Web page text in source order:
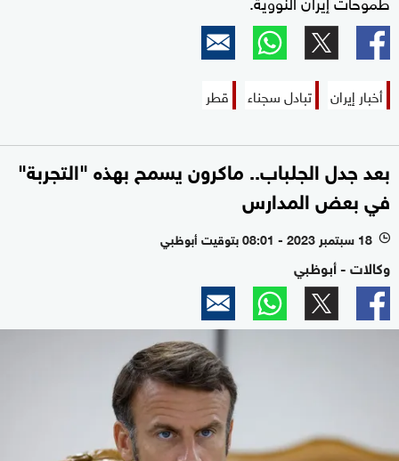
أخبار إيران تبادل سجناء قطر
بعد جدل الجلباب.. ماكرون يسمح بهذه "التجربة"
في بعض المدارس
l 18 سبتمبر 2023 - 08:01 بتوقيت أبوظبي
وكالات - أبوظبي